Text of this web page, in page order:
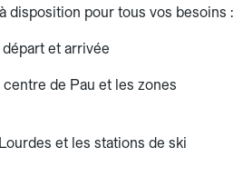
disposition pour tous vos besoins :
et arrivée
de Pau et les zones
et les stations de ski